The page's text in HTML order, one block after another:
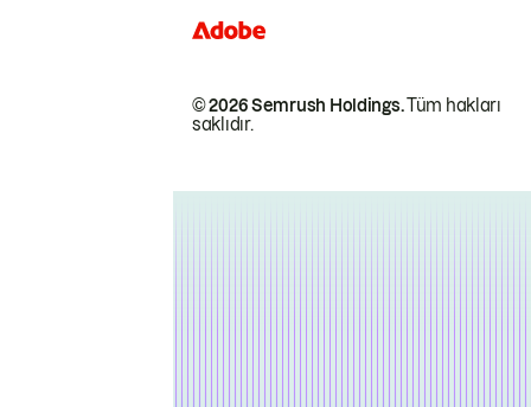
© 2026 Semrush Holdings.Tüm hakları
saklıdır.